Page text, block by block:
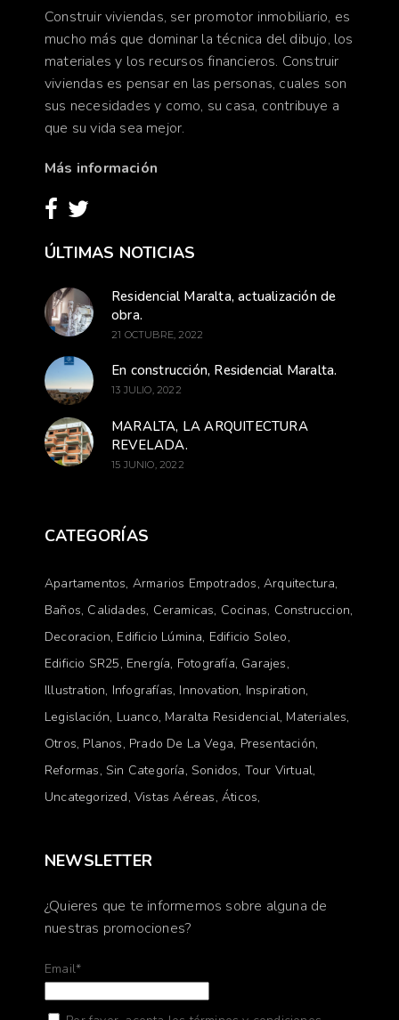
Construir viviendas, ser promotor inmobiliario, es
mucho más que dominar la técnica del dibujo, los
materiales y los recursos financieros. Construir
viviendas es pensar en las personas, cuales son
sus necesidades y como, su casa, contribuye a
que su vida sea mejor.
Más información
ÚLTIMAS NOTICIAS
Residencial Maralta, actualización de
obra.
21 OCTUBRE, 2022
En construcción, Residencial Maralta.
13 JULIO, 2022
MARALTA, LA ARQUITECTURA
REVELADA.
15 JUNIO, 2022
CATEGORÍAS
Apartamentos Armarios Empotrados Arquitectura
Baños Calidades Ceramicas Cocinas Construccion
Decoracion Edificio Lúmina Edificio Soleo
Edificio SR25 Energía Fotografía Garajes
Illustration Infografías Innovation Inspiration
Legislación Luanco Maralta Residencial Materiales
Otros Planos Prado De La Vega Presentación
Reformas Sin Categoría Sonidos Tour Virtual
Uncategorized Vistas Aéreas Áticos
NEWSLETTER
¿Quieres que te informemos sobre alguna de
nuestras promociones?
Email*